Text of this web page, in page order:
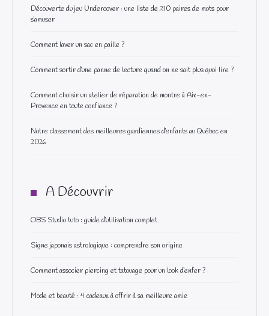
Découverte du jeu Undercover : une liste de 210 paires de mots pour
s’amuser
Comment laver un sac en paille ?
Comment sortir d’une panne de lecture quand on ne sait plus quoi lire ?
Comment choisir un atelier de réparation de montre à Aix-en-
Provence en toute confiance ?
Notre classement des meilleures gardiennes d’enfants au Québec en
2026
A Découvrir
OBS Studio tuto : guide d’utilisation complet
Signe japonais astrologique : comprendre son origine
Comment associer piercing et tatouage pour un look d’enfer ?
Mode et beauté : 4 cadeaux à offrir à sa meilleure amie